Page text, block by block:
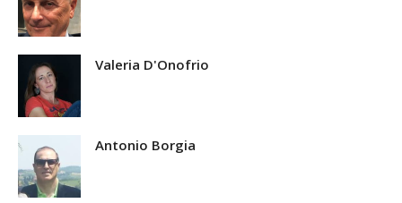
Valeria D'Onofrio
Antonio Borgia